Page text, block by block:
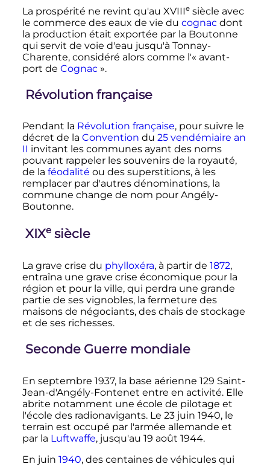
La prospérité ne revint qu'au XVIIIe siècle avec
le commerce des eaux de vie du cognacdont
la production était exportée par la Boutonne
qui servit de voie d'eau jusqu'à Tonnay-
Charente, considéré alors comme l'« avant-
port de Cognac ».
Révolution française
Pendant la Révolution française, pour suivre le
décret de la Convention du 25 vendémiaire an
II invitant les communes ayant des noms
pouvant rappeler les souvenirs de la royauté,
de la féodalité ou des superstitions, à les
remplacer par d'autres dénominations, la
commune change de nom pour Angély-
Boutonne.
XIXe siècle
La grave crise du phylloxéra, à partir de 1872,
entraîna une grave crise économique pour la
région et pour la ville, qui perdra une grande
partie de ses vignobles, la fermeture des
maisons de négociants, des chais de stockage
et de ses richesses.
Seconde Guerre mondiale
En septembre 1937, la base aérienne 129 Saint-
Jean-d'Angély-Fontenet entre en activité. Elle
abrite notamment une école de pilotage et
l'école des radionavigants. Le 23 juin 1940, le
terrain est occupé par l'armée allemande et
par la Luftwaffe, jusqu'au 19 août 1944.
En juin 1940, des centaines de véhicules qui